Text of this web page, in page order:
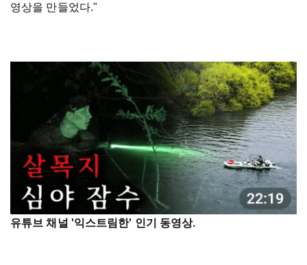
영상을 만들었다."
유튜브 채널 '익스트림한' 인기 동영상.